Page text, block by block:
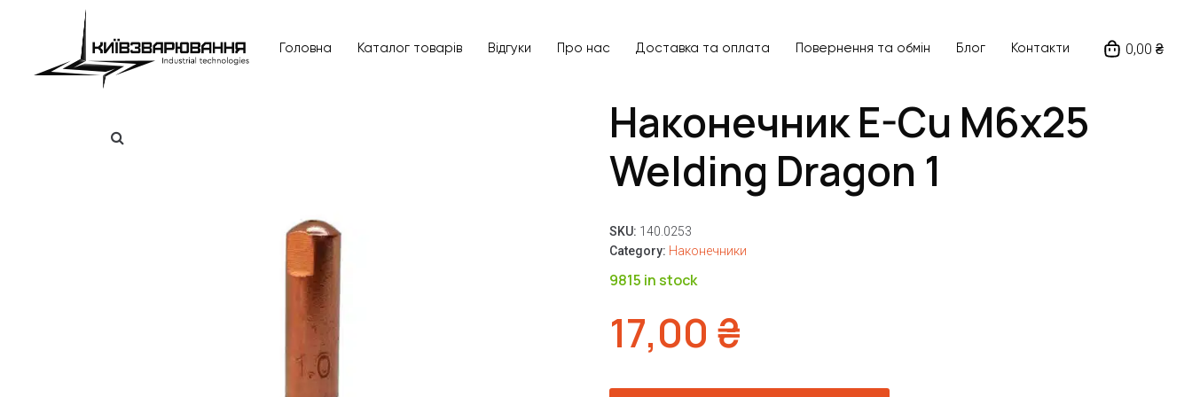
Головна Каталог товарів Відгуки Про нас Доставка та оплата Повернення та обмін Блог Контакти 0,00 ₴
Наконечник E-Cu M6x25
Welding Dragon 1
SKU: 140.0253
Category: Наконечники
9815 in stock
17,00 ₴